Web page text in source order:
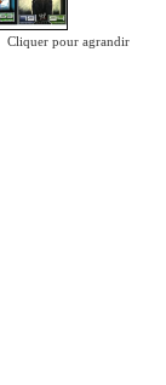
Cliquer pour agrandir